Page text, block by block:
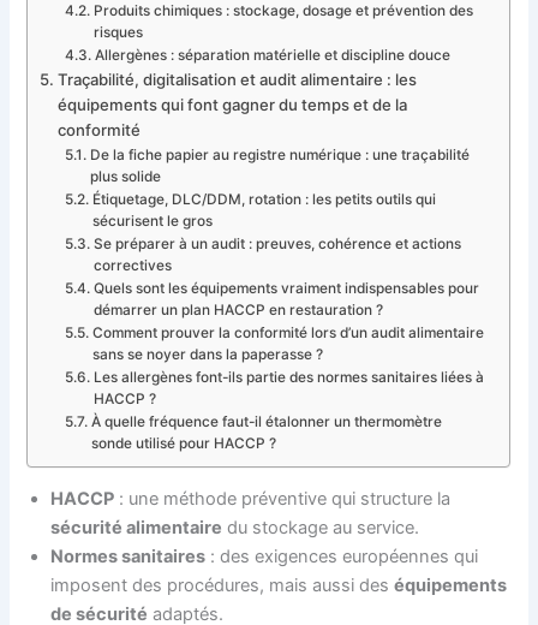
Produits chimiques : stockage, dosage et prévention des
risques
Allergènes : séparation matérielle et discipline douce
Traçabilité, digitalisation et audit alimentaire : les
équipements qui font gagner du temps et de la
conformité
De la fiche papier au registre numérique : une traçabilité
plus solide
Étiquetage, DLC/DDM, rotation : les petits outils qui
sécurisent le gros
Se préparer à un audit : preuves, cohérence et actions
correctives
Quels sont les équipements vraiment indispensables pour
démarrer un plan HACCP en restauration ?
Comment prouver la conformité lors d’un audit alimentaire
sans se noyer dans la paperasse ?
Les allergènes font-ils partie des normes sanitaires liées à
HACCP ?
À quelle fréquence faut-il étalonner un thermomètre
sonde utilisé pour HACCP ?
HACCP : une méthode préventive qui structure la
sécurité alimentaire du stockage au service.
Normes sanitaires : des exigences européennes qui
imposent des procédures, mais aussi deséquipements
de sécurité adaptés.